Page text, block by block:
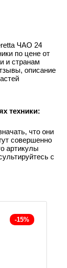
ЧАО 24
по цене от
и странам
описание
техники:
что они
совершенно
артикулы
с
-15%